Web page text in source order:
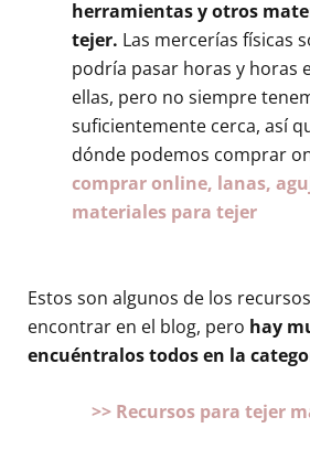
herramientas y otros
tejer. Las mercerías físicas
podría pasar horas y horas
ellas, pero no siempre
suficientemente cerca, así
dónde podemos comprar
comprar online, lanas,
materiales para tejer
Estos son algunos de los
encontrar en el blog, pero hay
encuéntralos todos en la
>> Recursos para tejer